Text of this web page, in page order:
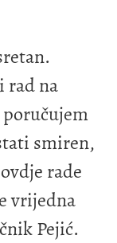
rad na
smiren,
rade
vrijedna
Pejić.